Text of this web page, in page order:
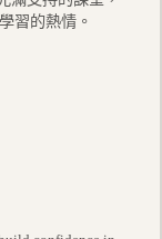
習的熱情。